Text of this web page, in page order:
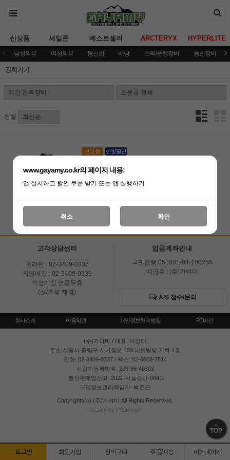
신상품 세일존 베스트셀러 ARCTERYX HYPERLITE
남성의류 여성의류 등산화 배낭 스틱/운행장비 등반장비
광학기기
정렬
155,000원
고객상담센터
온라인 : 02-3409-0337
직영매장 : 02-3409-0339
직영매장 연중무휴
(설/추석 제외)
입금계좌안내
국민은행 051001-04-100255
예금주 : (주)가야미
A/S 접수/문의
회사소개 이용약관 개인정보처리방침 PC버전
(주)가야미 / 대표: 이강래
주소:서울시 중랑구 사가정로 409 대도빌딩 지하 1층
전화: 02-3409-0337 / 팩스: 02-6008-7514
사업자등록번호: 206-86-40303
통신판매업신고: 2021-서울중랑-0641
개인정보관리책임자: 박준근
Copyrights(c) (주)가야미 All Rights Reservied.
Design by PSDesign
TOP
로그인 회원가입 장바구니 주문/배송 마이페이지
www.gayamy.co.kr의 페이지 내용:
앱 설치하고 할인 쿠폰 받기 또는 앱 실행하기
취소 확인